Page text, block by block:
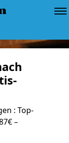
: Top-
–